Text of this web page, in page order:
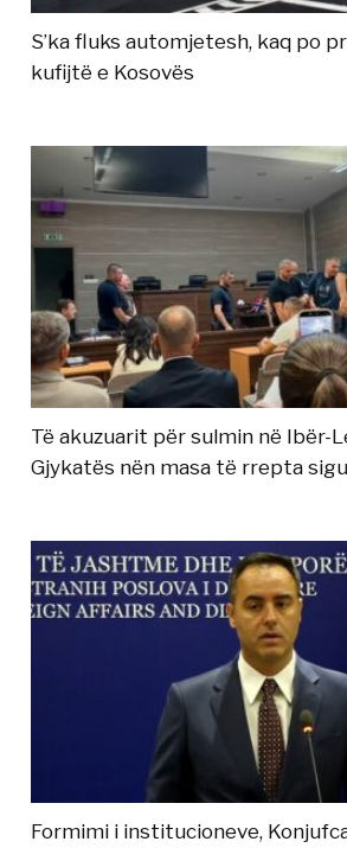
S’ka fluks automjetesh, kaq po
kufijtë e Kosovës
Të akuzuarit për sulmin në Ibër-
Gjykatës nën masa të rrepta
Formimi i institucioneve,